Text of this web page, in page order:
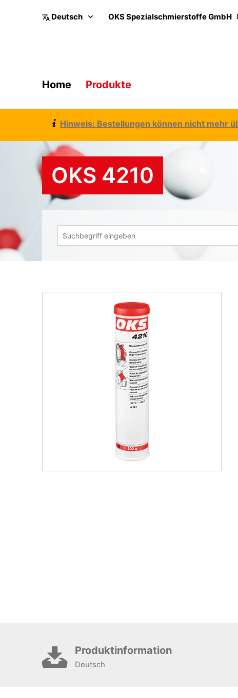
OKS Spezialschmierstoffe GmbH
Home Produkte
Hinweis: Bestellungen können nicht mehr
OKS 4210
Produktinformation
Deutsch